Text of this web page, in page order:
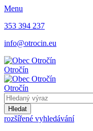
Menu
353 394 237
info@otrocin.eu
Otročín
Otročín
Hledat
rozšířené vyhledávání